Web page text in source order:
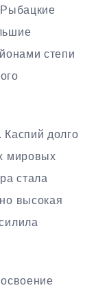
степи
долго
мировых
стала
высокая